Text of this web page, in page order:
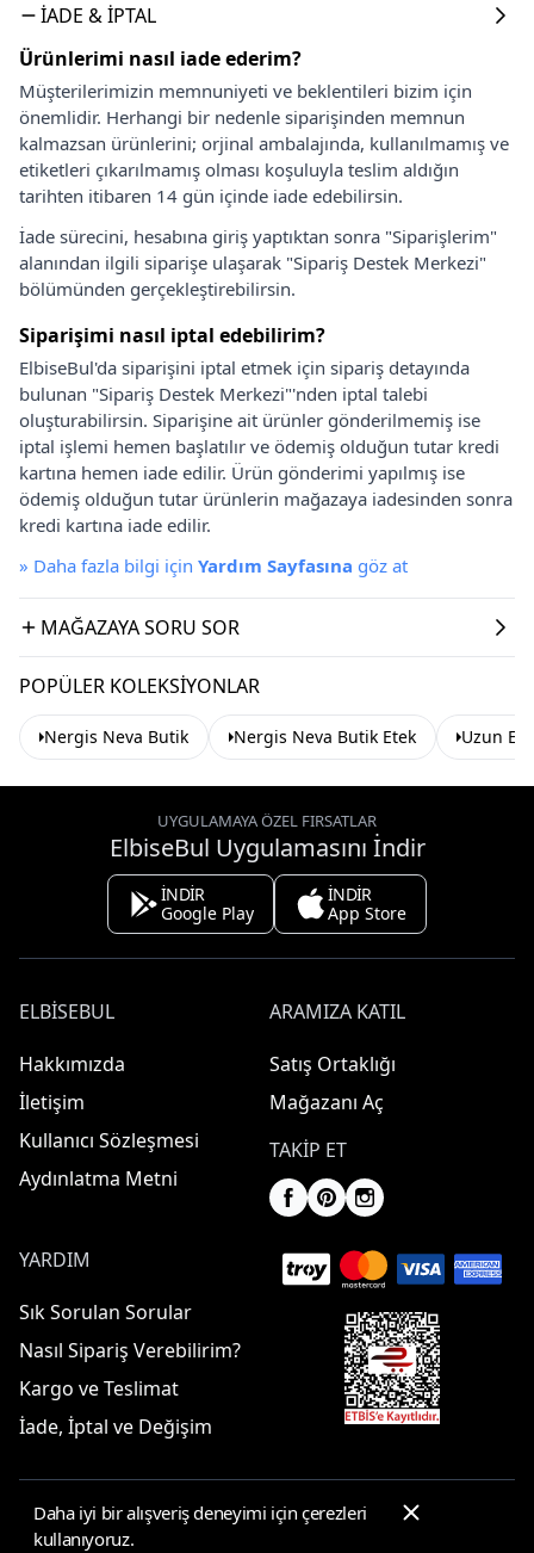
İADE & İPTAL
Ürünlerimi nasıl iade ederim?
Müşterilerimizin memnuniyeti ve beklentileri bizim için
önemlidir. Herhangi bir nedenle siparişinden memnun
kalmazsan ürünlerini; orjinal ambalajında, kullanılmamış ve
etiketleri çıkarılmamış olması koşuluyla teslim aldığın
tarihten itibaren 14 gün içinde iade edebilirsin.
İade sürecini, hesabına giriş yaptıktan sonra "Siparişlerim"
alanından ilgili siparişe ulaşarak "Sipariş Destek Merkezi"
bölümünden gerçekleştirebilirsin.
Siparişimi nasıl iptal edebilirim?
ElbiseBul'da siparişini iptal etmek için sipariş detayında
bulunan "Sipariş Destek Merkezi"'nden iptal talebi
oluşturabilirsin. Siparişine ait ürünler gönderilmemiş ise
iptal işlemi hemen başlatılır ve ödemiş olduğun tutar kredi
kartına hemen iade edilir. Ürün gönderimi yapılmış ise
ödemiş olduğun tutar ürünlerin mağazaya iadesinden sonra
kredi kartına iade edilir.
» Daha fazla bilgi için Yardım Sayfasına göz at
MAĞAZAYA SORU SOR
POPÜLER KOLEKSIYONLAR
Nergis Neva Butik Nergis Neva Butik Etek Uzun
UYGULAMAYA ÖZEL FIRSATLAR
ElbiseBul Uygulamasını İndir
İNDİR
Google Play
İNDİR
App Store
ELBISEBUL
Hakkımızda
İletişim
Kullanıcı Sözleşmesi
Aydınlatma Metni
ARAMIZA KATIL
Satış Ortaklığı
Mağazanı Aç
TAKIP ET
YARDIM
Sık Sorulan Sorular
Nasıl Sipariş Verebilirim?
Kargo ve Teslimat
İade, İptal ve Değişim
© 2025 ElbiseBul -
Daha iyi bir alışveriş deneyimi için çerezleri
kullanıyoruz.